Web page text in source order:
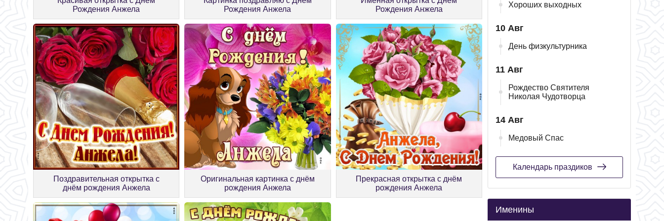
Рождения Анжела
Рождения Анжела
Рождения Анжела
Поздравительная открытка с
днём рождения Анжела
Оригинальная картинка с днём
рождения Анжела
Прекрасная открытка с днём
рождения Анжела
Хороших выходных
10 Авг
День физкультурника
11 Авг
Рождество Святителя
Николая Чудотворца
14 Авг
Медовый Спас
Календарь праздиков
Именины